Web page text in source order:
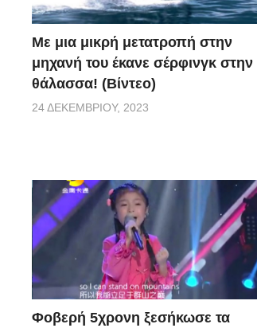
Με μια μικρή μετατροπή στην
μηχανή του έκανε σέρφινγκ στην
θάλασσα! (Βίντεο)
24 ΔΕΚΕΜΒΡΊΟΥ, 2023
Φοβερή 5χρονη ξεσήκωσε τα